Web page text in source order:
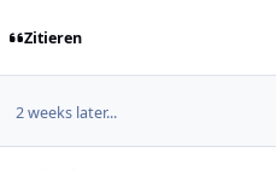
Zitieren
2 weeks later...